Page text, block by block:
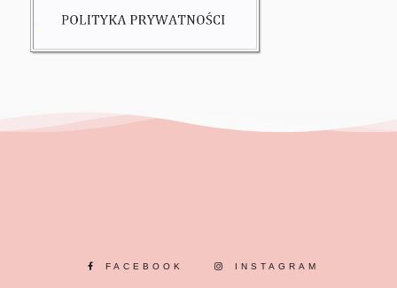
FACEBOOK INSTAGRAM